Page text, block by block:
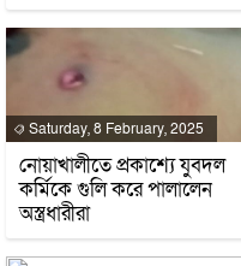
Saturday, 8 February, 2025
নোয়াখালীতে প্রকাশ্যে যুবদল
কর্মিকে গুলি করে পালালেন
অস্ত্রধারীরা